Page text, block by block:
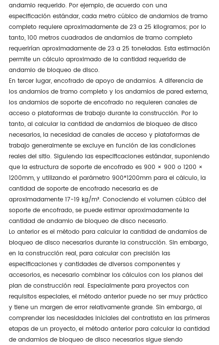
andamio requerido. Por ejemplo, de acuerdo con una
especificación estándar, cada metro cúbico de andamios de tramo
completo requiere aproximadamente de 23 a 25 kilogramos; por lo
tanto, 100 metros cuadrados de andamios de tramo completo
requerirían aproximadamente de 23 a 25 toneladas. Esta estimación
permite un cálculo aproximado de la cantidad requerida de
andamio de bloqueo de disco.
En tercer lugar, encofrado de apoyo de andamios. A diferencia de
los andamios de tramo completo y los andamios de pared externa,
los andamios de soporte de encofrado no requieren canales de
acceso o plataformas de trabajo durante la construcción. Por lo
tanto, al calcular la cantidad de andamios de bloqueo de disco
necesarios, la necesidad de canales de acceso y plataformas de
trabajo generalmente se excluye en función de las condiciones
reales del sitio. Siguiendo las especificaciones estándar, suponiendo
que la estructura de soporte de encofrado es 900 × 900 o 1200 ×
1200mm, y utilizando el parámetro 900*1200mm para el cálculo, la
cantidad de soporte de encofrado necesaria es de
aproximadamente 17-19 kg/m³. Conociendo el volumen cúbico del
soporte de encofrado, se puede estimar aproximadamente la
cantidad de andamio de bloqueo de disco necesario.
Lo anterior es el método para calcular la cantidad de andamios de
bloqueo de disco necesarios durante la construcción. Sin embargo,
en la construcción real, para calcular con precisión las
especificaciones y cantidades de diversos componentes y
accesorios, es necesario combinar los cálculos con los planos del
plan de construcción real. Especialmente para proyectos con
requisitos especiales, el método anterior puede no ser muy práctico
y tiene un margen de error relativamente grande. Sin embargo, al
comprender las necesidades iniciales del contratista en las primeras
etapas de un proyecto, el método anterior para calcular la cantidad
de andamios de bloqueo de disco necesarios sigue siendo